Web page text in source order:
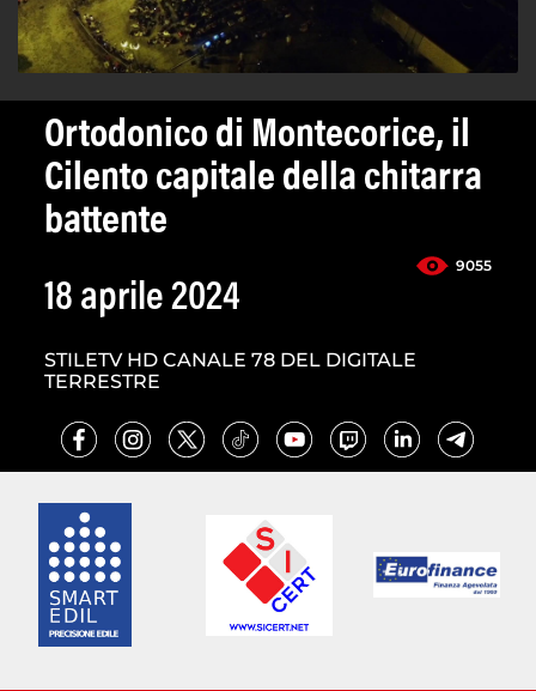
Ortodonico di Montecorice, il
Cilento capitale della chitarra
battente
9055
18 aprile 2024
STILETV HD CANALE 78 DEL DIGITALE
TERRESTRE